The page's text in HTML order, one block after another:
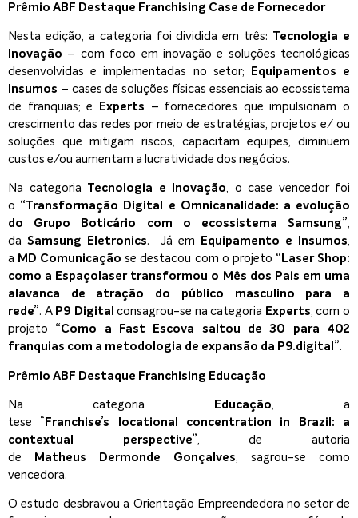
Prêmio ABF Destaque Franchising Case de Fornecedor
Nesta edição, a categoria foi dividida em três: Tecnologia e
Inovação – com foco em inovação e soluções tecnológicas
desenvolvidas e implementadas no setor;
Equipamentos e
Insumos – cases de soluções físicas essenciais ao ecossistema
de franquias; e
Experts – fornecedores que impulsionam o
crescimento das redes por meio de estratégias, projetos e/ ou
soluções que mitigam riscos, capacitam equipes, diminuem
custos e/ou aumentam a lucratividade dos negócios.
Na categoria Tecnologia e Inovação, o case vencedor foi
o “Transformação Digital e Omnicanalidade: a evolução
do Grupo Boticário com o ecossistema Samsung”,
da Samsung Eletronics. Já em Equipamento e Insumos,
a MD Comunicaçãose destacou com o projeto “Laser Shop:
como a Espaçolaser transformou o Mês dos Pais em uma
alavanca de atração do público masculino para a
rede”. AP9 Digital consagrou-se na categoria Experts, com o
projeto “Como a Fast Escova saltou de 30 para 402
franquias com a metodologia de expansão da P9.digital”.
Prêmio ABF Destaque Franchising Educação
Na categoria Educação, a
tese “
Franchise’s locational concentration in Brazil: a
contextual perspective”, de autoria
de
Matheus Dermonde Gonçalves, sagrou-se como
vencedora.
O estudo desbravou a Orientação Empreendedora no setor de